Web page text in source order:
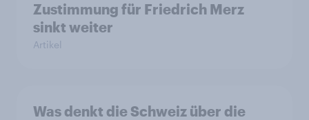
Zustimmung für Friedrich Merz
sinkt weiter
Artikel
Was denkt die Schweiz über die